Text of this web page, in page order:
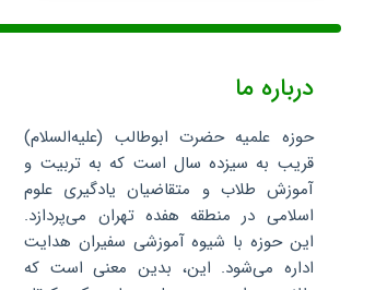
درباره ما
حوزه علمیه حضرت ابوطالب (علیه‌السلام)
قریب به سیزده سال است که به تربیت و
آموزش طلاب و متقاضیان یادگیری علوم
اسلامی در منطقه هفده تهران می‌پردازد.
این حوزه با شیوه آموزشی سفیران هدایت
اداره می‌شود. این، بدین معنی است که